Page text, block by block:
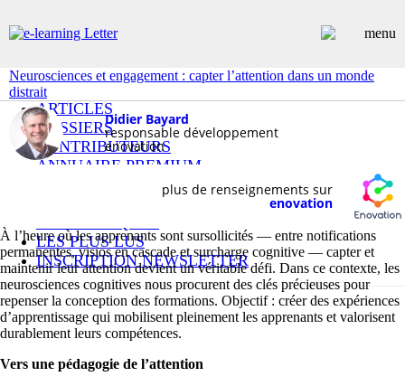
ARTICLES
DOSSIERS
CONTRIBUTEURS
ANNUAIRE PREMIUM
LES PLUS LUS
INSCRIPTION NEWSLETTER
Neurosciences et engagement : capter l’attention dans un monde
distrait
Didier Bayard
responsable développement
enovation
plus de renseignements sur
enovation
À l’heure où les apprenants sont sursollicités — entre notifications
permanentes, visios en cascade et surcharge cognitive — capter et
maintenir leur attention devient un véritable défi. Dans ce contexte, les
neurosciences cognitives nous procurent des clés précieuses pour
repenser la conception des formations. Objectif : créer des expériences
d’apprentissage qui mobilisent pleinement les apprenants et valorisent
durablement leurs compétences.
Vers une pédagogie de l’attention